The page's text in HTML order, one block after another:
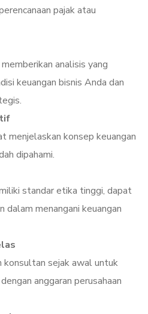
pajak atau
analisis yang
keuangan bisnis Anda dan
menjelaskan konsep keuangan
dipahami.
standar etika tinggi, dapat
dalam menangani keuangan
konsultan sejak awal untuk
anggaran perusahaan